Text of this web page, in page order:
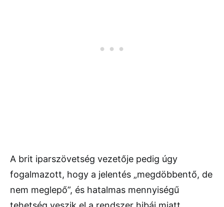
A brit iparszövetség vezetője pedig úgy
fogalmazott, hogy a jelentés „megdöbbentő, de
nem meglepő”, és hatalmas mennyiségű